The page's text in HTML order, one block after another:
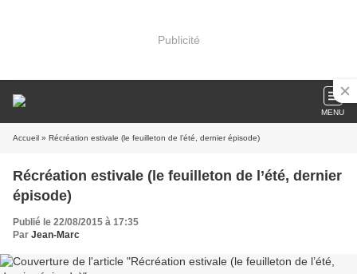
Publicité
MENU
Accueil » Récréation estivale (le feuilleton de l’été, dernier épisode)
Récréation estivale (le feuilleton de l’été, dernier
épisode)
Publié le 22/08/2015 à 17:35
Par Jean-Marc